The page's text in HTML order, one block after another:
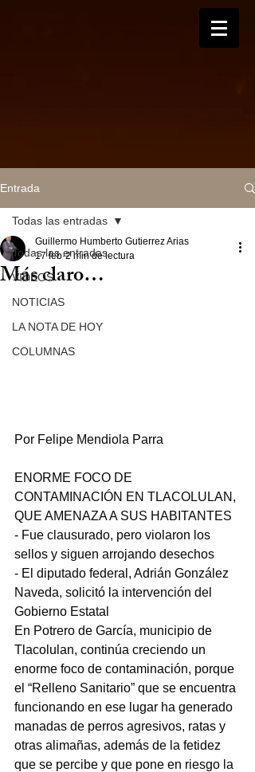
Entrada
Todas las entradas
VIDEOS
NOTICIAS
LA NOTA DE HOY
COLUMNAS
Todas las entradas
Más claro…
Guillermo Humberto Gutierrez Arias
17 feb 2 min de lectura
Por Felipe Mendiola Parra
ENORME FOCO DE
CONTAMINACIÓN EN TLACOLULAN,
QUE AMENAZA A SUS HABITANTES
- Fue clausurado, pero violaron los
sellos y siguen arrojando desechos
- El diputado federal, Adrián González
Naveda, solicitó la intervención del
Gobierno Estatal
En Potrero de García, municipio de
Tlacolulan, continúa creciendo un
enorme foco de contaminación, porque
el “Relleno Sanitario” que se encuentra
funcionando en ese lugar ha generado
manadas de perros agresivos, ratas y
otras alimañas, además de la fetidez
que se percibe y que pone en riesgo la